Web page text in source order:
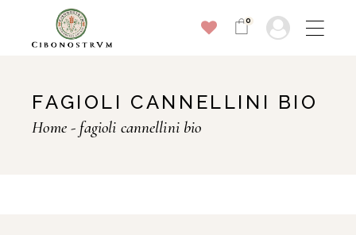
0
FAGIOLI CANNELLINI BIO
Home fagioli cannellini bio